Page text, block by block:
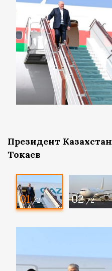
Президент
Токаев
01 /2 02 /2